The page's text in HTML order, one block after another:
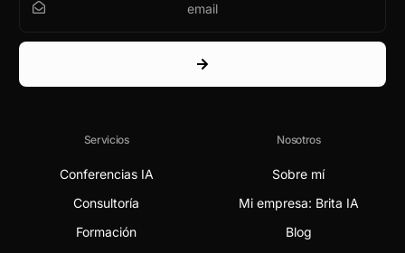
Servicios
Conferencias IA
Consultoría
Formación
Nosotros
Sobre mí
Mi empresa: Brita IA
Blog